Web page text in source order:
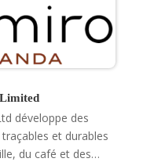
développe des
et durables
du café et des